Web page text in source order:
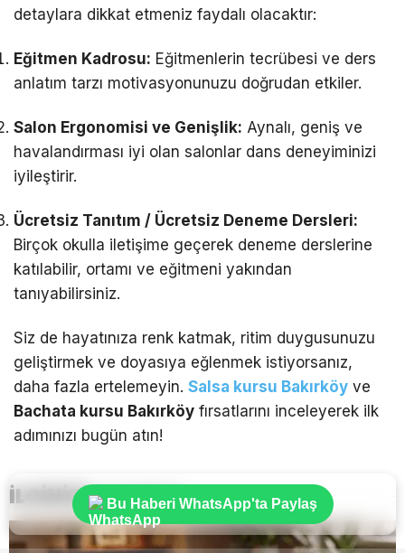
detaylara dikkat etmeniz faydalı olacaktır:
Eğitmen Kadrosu: Eğitmenlerin tecrübesi ve ders
anlatım tarzı motivasyonunuzu doğrudan etkiler.
Salon Ergonomisi ve Genişlik: Aynalı, geniş ve
havalandırması iyi olan salonlar dans deneyiminizi
iyileştirir.
Ücretsiz Tanıtım / Ücretsiz Deneme Dersleri:
Birçok okulla iletişime geçerek deneme derslerine
katılabilir, ortamı ve eğitmeni yakından
tanıyabilirsiniz.
Siz de hayatınıza renk katmak, ritim duygusunuzu
geliştirmek ve doyasıya eğlenmek istiyorsanız,
daha fazla ertelemeyin. Salsa kursu Bakırköy ve
Bachata kursu Bakırköy fırsatlarını inceleyerek ilk
adımınızı bugün atın!
İLGİNİZİÇEKEBİLİR
Bu Haberi WhatsApp'ta Paylaş